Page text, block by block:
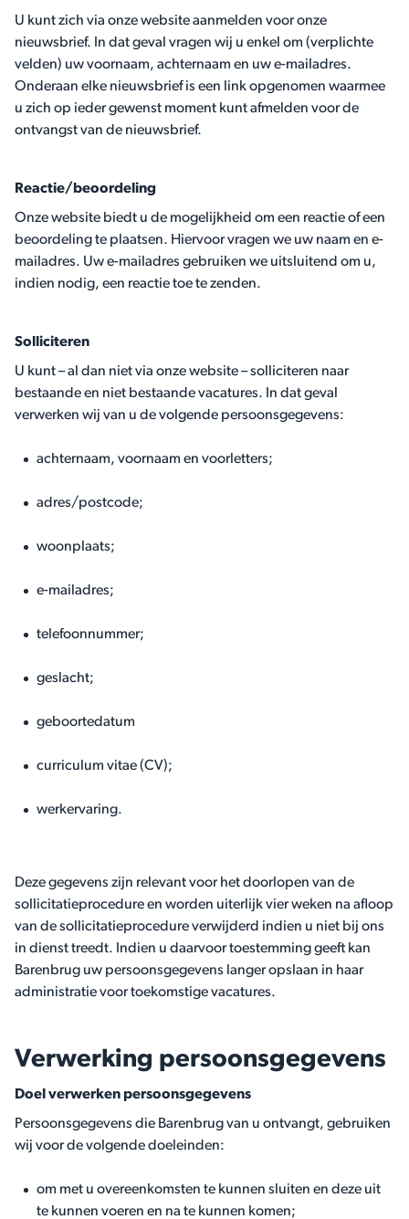
U kunt zich via onze website aanmelden voor onze
nieuwsbrief. In dat geval vragen wij u enkel om (verplichte
velden) uw voornaam, achternaam en uw e-mailadres.
Onderaan elke nieuwsbrief is een link opgenomen waarmee
u zich op ieder gewenst moment kunt afmelden voor de
ontvangst van de nieuwsbrief.
Reactie/beoordeling
Onze website biedt u de mogelijkheid om een reactie of een
beoordeling te plaatsen. Hiervoor vragen we uw naam en e-
mailadres. Uw e-mailadres gebruiken we uitsluitend om u,
indien nodig, een reactie toe te zenden.
Solliciteren
U kunt – al dan niet via onze website – solliciteren naar
bestaande en niet bestaande vacatures. In dat geval
verwerken wij van u de volgende persoonsgegevens:
achternaam, voornaam en voorletters;
adres/postcode;
woonplaats;
e-mailadres;
telefoonnummer;
geslacht;
geboortedatum
curriculum vitae (CV);
werkervaring.
Deze gegevens zijn relevant voor het doorlopen van de
sollicitatieprocedure en worden uiterlijk vier weken na afloop
van de sollicitatieprocedure verwijderd indien u niet bij ons
in dienst treedt. Indien u daarvoor toestemming geeft kan
Barenbrug uw persoonsgegevens langer opslaan in haar
administratie voor toekomstige vacatures.
Verwerking persoonsgegevens
Doel verwerken persoonsgegevens
Persoonsgegevens die Barenbrug van u ontvangt, gebruiken
wij voor de volgende doeleinden:
om met u overeenkomsten te kunnen sluiten en deze uit
te kunnen voeren en na te kunnen komen;